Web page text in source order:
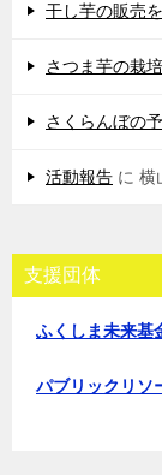
干し芋の販売
さつま芋の栽
さくらんぼの
活動報告 に 横
支援団体
ふくしま未来基
パブリックリソ